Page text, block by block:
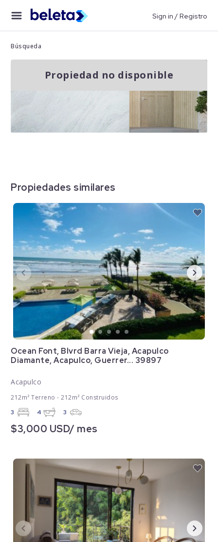
Sign in / Registro
Búsqueda
Propiedad no disponible
Propiedades similares
Ocean Font, Blvrd Barra Vieja, Acapulco
Diamante, Acapulco, Guerrer... 39897
Acapulco
212m² Terreno - 212m² Construidos
3 4 3
$3,000 USD/ mes